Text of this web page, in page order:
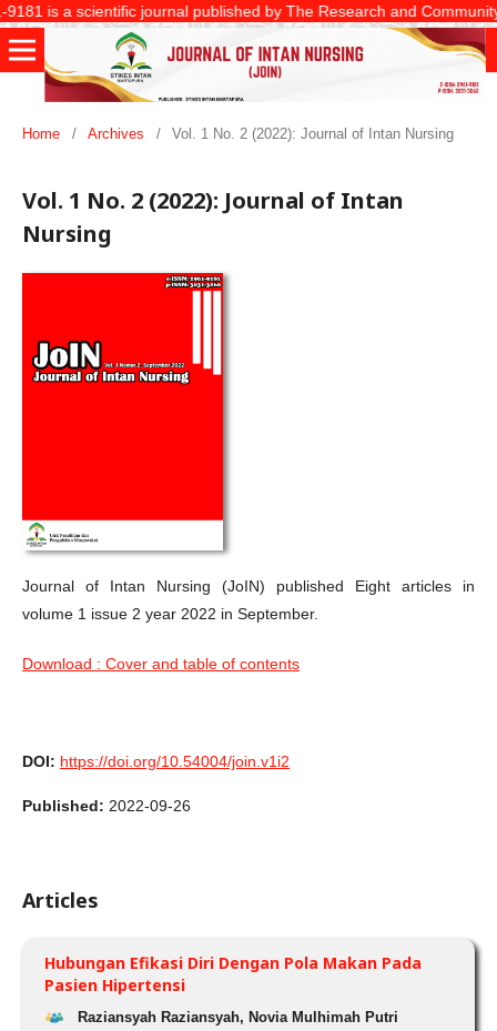
a scientific journal published by The Research and Community
Home / Archives / Vol. 1 No. 2 (2022): Journal of Intan Nursing
Vol. 1 No. 2 (2022): Journal of Intan
Nursing
Journal of Intan Nursing (JoIN) published Eight articles in
volume 1 issue 2 year 2022 in September.
Download : Cover and table of contents
DOI: https://doi.org/10.54004/join.v1i2
Published: 2022-09-26
Articles
Hubungan Efikasi Diri Dengan Pola Makan Pada
Pasien Hipertensi
Raziansyah Raziansyah, Novia Mulhimah Putri